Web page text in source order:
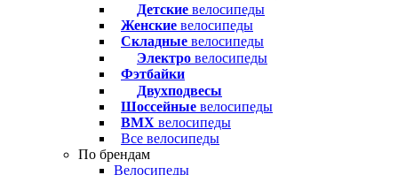
Детские велосипеды
Женские велосипеды
Складные велосипеды
Электро велосипеды
Фэтбайки
Двухподвесы
Шоссейные велосипеды
BMX велосипеды
Все велосипеды
По брендам
Велосипеды